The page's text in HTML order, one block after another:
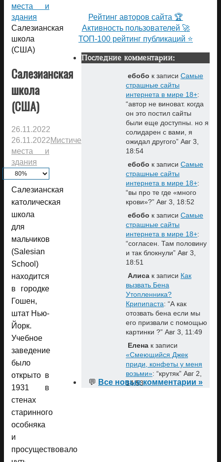
места и
здания
Салезианская
школа
(США)
Салезианская
школа
(США)
26.11.2022
26.11.2022Мистические
места и
здания
Салезианская
католическая
школа
для
мальчиков
(Salesian
School)
находится
в городке
Гошен,
штат Нью-
Йорк.
Учебное
заведение
было
открыто в
1931 в
стенах
старинного
особняка
и
просуществовало
Рейтинг авторов сайта 🏆
Активность пользователей 🚀
ТОП-100 рейтинг публикаций ⭐
Последние комментарии:
ебобо к записи Самые
страшные сайты
интернета в мире 18+:
“автор не виноват. когда
он это постил сайты
были еще доступны. но я
солидарен с вами, я
ожидал другого” Авг 3,
18:54
ебобо к записи Самые
страшные сайты
интернета в мире 18+:
“вы про те где «много
крови»?” Авг 3, 18:52
ебобо к записи Самые
страшные сайты
интернета в мире 18+:
“согласен. Там половину
и так блокнули” Авг 3,
18:51
Алиса к записи Как
вызвать Бена
Утопленника?
Крипипаста: “А как
отозвать бена если мы
его призвали с помощью
картинки ?” Авг 3, 11:49
Елена к записи
«Смеющийся Джек
приди, конфеты у меня
возьми»: “крутяк” Авг 2,
14:53
💬 Все новые комментарии »